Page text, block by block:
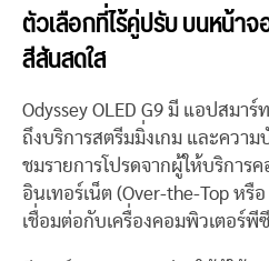
ตัวเลือกที่ไร้คู่ปรับ บนหน้าจ
สีสันสดใส
Odyssey OLED G9 มี แอปสมา
ถึงบริการสตรีมมิ่งเกม และความ
ชมรายการโปรดจากผู้ให้บริการ
อินเทอร์เน็ต (Over-the-Top หรื
เชื่อมต่อกับเครื่องคอมพิวเตอร์